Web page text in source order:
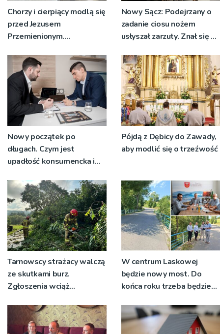
Chorzy i cierpiący modlą się
przed Jezusem
Przemienionym.
namaszczenia [ZDJĘCIA]
Nowy Sącz: Podejrzany o
zadanie ciosu nożem
usłyszał zarzuty. Znał się z
Nowy początek po
długach. Czym jest
upadłość konsumencka i
rozsądnym wyjściem?
Pójdą z Dębicy do Zawady,
aby modlić się o trzeźwość
Tarnowscy strażacy walczą
ze skutkami burz.
Zgłoszenia wciąż
W centrum Laskowej
będzie nowy most. Do
końca roku trzeba będzie